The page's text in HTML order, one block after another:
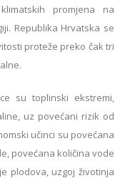
promjena na
Republika Hrvatska se
proteže preko čak tri
su toplinski ekstremi,
uz povećani rizik od
učinci su povećana
povećana količina vode
plodova, uzgoj životinja